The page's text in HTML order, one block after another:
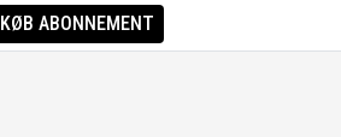
KØB ABONNEMENT